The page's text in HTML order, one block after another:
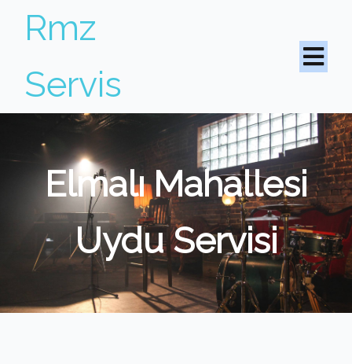
Rmz
Servis
Elmalı Mahallesi
Uydu Servisi